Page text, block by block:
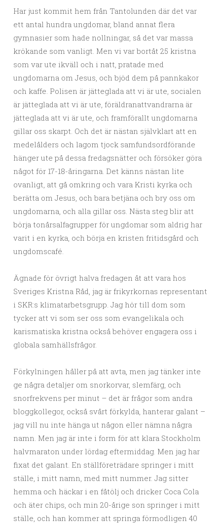
Har just kommit hem från Tantolunden där det var
ett antal hundra ungdomar, bland annat flera
gymnasier som hade nollningar, så det var massa
krökande som vanligt. Men vi var bortåt 25 kristna
som var ute ikväll och i natt, pratade med
ungdomarna om Jesus, och bjöd dem på pannkakor
och kaffe. Polisen är jätteglada att vi är ute, socialen
är jätteglada att vi är ute, föräldranattvandrarna är
jätteglada att vi är ute, och framförallt ungdomarna
gillar oss skarpt. Och det är nästan självklart att en
medelålders och lagom tjock samfundsordförande
hänger ute på dessa fredagsnätter och försöker göra
något för 17-18-åringarna. Det känns nästan lite
ovanligt, att gå omkring och vara Kristi kyrka och
berätta om Jesus, och bara betjäna och bry oss om
ungdomarna, och alla gillar oss. Nästa steg blir att
börja tonårsalfagrupper för ungdomar som aldrig har
varit i en kyrka, och börja en kristen fritidsgård och
ungdomscafé.
Ägnade för övrigt halva fredagen åt att vara hos
Sveriges Kristna Råd, jag är frikyrkornas representant
i SKR:s klimatarbetsgrupp. Jag hör till dom som
tycker att vi som ser oss som evangelikala och
karismatiska kristna också behöver engagera oss i
globala samhällsfrågor.
Förkylningen håller på att avta, men jag tänker inte
ge några detaljer om snorkorvar, slemfärg, och
snorfrekvens per minut – det är frågor som andra
bloggkollegor, också svårt förkylda, hanterar galant –
jag vill nu inte hänga ut någon eller nämna några
namn. Men jag är inte i form för att klara Stockholm
halvmaraton under lördag eftermiddag. Men jag har
fixat det galant. En ställföreträdare springer i mitt
ställe, i mitt namn, med mitt nummer. Jag sitter
hemma och häckar i en fåtölj och dricker Coca Cola
och äter chips, och min 20-årige son springer i mitt
ställe, och han kommer att springa förmodligen 40